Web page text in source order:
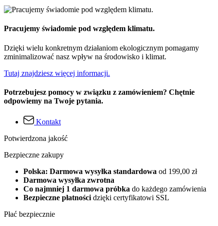
Pracujemy świadomie pod względem klimatu.
Dzięki wielu konkretnym działaniom ekologicznym pomagamy
zminimalizować nasz wpływ na środowisko i klimat.
Tutaj znajdziesz więcej informacji.
Potrzebujesz pomocy w związku z zamówieniem? Chętnie
odpowiemy na Twoje pytania.
Kontakt
Potwierdzona jakość
Bezpieczne zakupy
Polska: Darmowa wysyłka standardowa od 199,00 zł
Darmowa wysyłka zwrotna
Co najmniej 1 darmowa próbka do każdego zamówienia
Bezpieczne płatności dzięki certyfikatowi SSL
Płać bezpiecznie